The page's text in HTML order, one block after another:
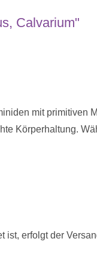
Calvarium"
mit
Körperhaltung.
ist, erfolgt der